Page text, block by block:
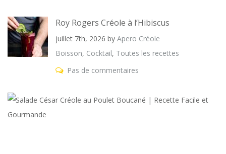
Roy Rogers Créole à l’Hibiscus
juillet 7th, 2026 by Apero Créole
Boisson, Cocktail, Toutes les recettes
Pas de commentaires